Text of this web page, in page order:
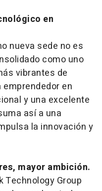
en
nueva sede no es
como uno
vibrantes de
en
y una excelente
así a una
la innovación y
mayor ambición.
Technology Group